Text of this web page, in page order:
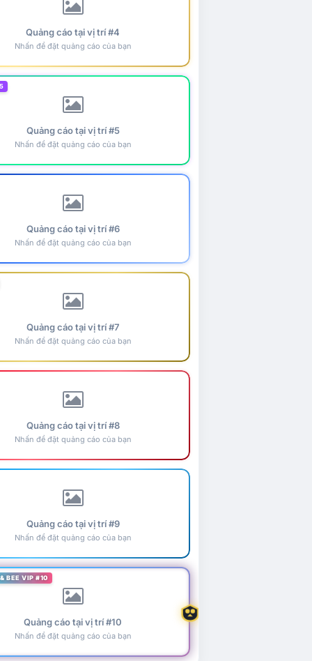
Quảng cáo tại vị trí #4
Nhấn để đặt quảng cáo của bạn
Quảng cáo tại vị trí #5
Nhấn để đặt quảng cáo của bạn
Quảng cáo tại vị trí #6
Nhấn để đặt quảng cáo của bạn
Quảng cáo tại vị trí #7
Nhấn để đặt quảng cáo của bạn
Quảng cáo tại vị trí #8
Nhấn để đặt quảng cáo của bạn
Quảng cáo tại vị trí #9
Nhấn để đặt quảng cáo của bạn
BEE VIP #10
Quảng cáo tại vị trí #10
Nhấn để đặt quảng cáo của bạn